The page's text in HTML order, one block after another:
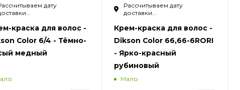
дату
краска для волос -
Color 6/4 - Тёмно-
медный
Рассчитываем дату
доставки...
Крем-краска для волос -
Dikson Color 66,66-6RORI
- Ярко-красный
рубиновый
Мало